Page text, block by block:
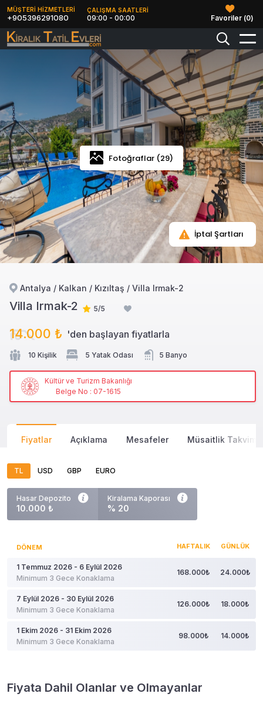
MÜŞTERİ HİZMETLERİ
+905396291080
ÇALIŞMA SAATLERİ
09:00 - 00:00 Favoriler (0)
Fotoğraflar (29)
İptal Şartları
Antalya / Kalkan / Kızıltaş / Villa Irmak-2
Villa Irmak-2 5/5
14.000 ₺ 'den başlayan fiyatlarla
10 Kişilik 5 Yatak Odası 5 Banyo
Kültür ve Turizm Bakanlığı
Belge No : 07-1615
Fiyatlar Açıklama Mesafeler Müsaitlik Takvimi
TL USD GBP EURO
Hasar Depozito
10.000 ₺
Kiralama Kaporası
% 20
DÖNEM HAFTALIK GÜNLÜK
1 Temmuz 2026 - 6 Eylül 2026
Minimum 3 Gece Konaklama
168.000₺ 24.000₺
7 Eylül 2026 - 30 Eylül 2026
Minimum 3 Gece Konaklama
126.000₺ 18.000₺
1 Ekim 2026 - 31 Ekim 2026
Minimum 3 Gece Konaklama
98.000₺ 14.000₺
Fiyata Dahil Olanlar ve Olmayanlar